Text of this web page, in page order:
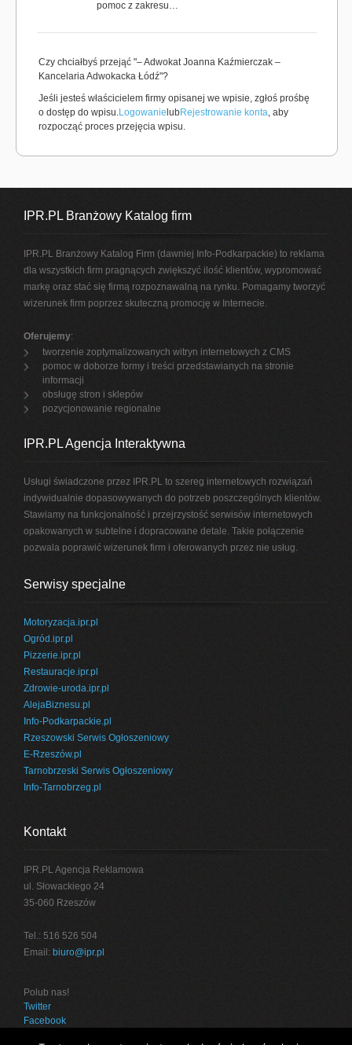
pomoc z zakresu…
Czy chciałbyś przejąć "– Adwokat Joanna Kaźmierczak –
Kancelaria Adwokacka Łódź"?
Jeśli jesteś właścicielem firmy opisanej we wpisie, zgłoś prośbę
o dostęp do wpisu.Logowanie lubRejestrowanie konta, aby
rozpocząć proces przejęcia wpisu.
IPR.PL Branżowy Katalog firm
IPR.PL Branżowy Katalog Firm (dawniej Info-Podkarpackie) to reklama
dla wszystkich firm pragnących zwiększyć ilość klientów, wypromować
markę oraz stać się firmą rozpoznawalną na rynku. Pomagamy tworzyć
wizerunek firm poprzez skuteczną promocję w Internecie.
Oferujemy:
tworzenie zoptymalizowanych witryn internetowych z CMS
pomoc w doborze formy i treści przedstawianych na stronie
informacji
obsługę stron i sklepów
pozycjonowanie regionalne
IPR.PL Agencja Interaktywna
Usługi świadczone przez IPR.PL to szereg internetowych rozwiązań
indywidualnie dopasowywanych do potrzeb poszczególnych klientów.
Stawiamy na funkcjonalność i przejrzystość serwisów internetowych
opakowanych w subtelne i dopracowane detale. Takie połączenie
pozwala poprawić wizerunek firm i oferowanych przez nie usług.
Serwisy specjalne
Motoryzacja.ipr.pl
Ogród.ipr.pl
Pizzerie.ipr.pl
Restauracje.ipr.pl
Zdrowie-uroda.ipr.pl
AlejaBiznesu.pl
Info-Podkarpackie.pl
Rzeszowski Serwis Ogłoszeniowy
E-Rzeszów.pl
Tarnobrzeski Serwis Ogłoszeniowy
Info-Tarnobrzeg.pl
Kontakt
IPR.PL Agencja Reklamowa
ul. Słowackiego 24
35-060 Rzeszów
Tel.: 516 526 504
Email: biuro@ipr.pl
Polub nas!
Twitter
Facebook